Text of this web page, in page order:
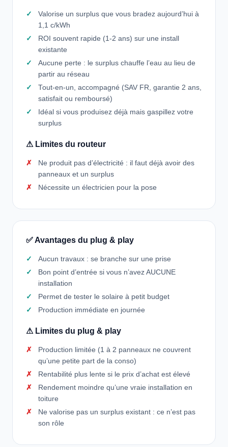
Valorise un surplus que vous bradez aujourd’hui à
1,1 c/kWh
ROI souvent rapide (1-2 ans) sur une install
existante
Aucune perte : le surplus chauffe l’eau au lieu de
partir au réseau
Tout-en-un, accompagné (SAV FR, garantie 2 ans,
satisfait ou remboursé)
Idéal si vous produisez déjà mais gaspillez votre
surplus
⚠ Limites du routeur
Ne produit pas d’électricité : il faut déjà avoir des
panneaux et un surplus
Nécessite un électricien pour la pose
✅ Avantages du plug & play
Aucun travaux : se branche sur une prise
Bon point d’entrée si vous n’avez AUCUNE
installation
Permet de tester le solaire à petit budget
Production immédiate en journée
⚠ Limites du plug & play
Production limitée (1 à 2 panneaux ne couvrent
qu’une petite part de la conso)
Rentabilité plus lente si le prix d’achat est élevé
Rendement moindre qu’une vraie installation en
toiture
Ne valorise pas un surplus existant : ce n’est pas
son rôle